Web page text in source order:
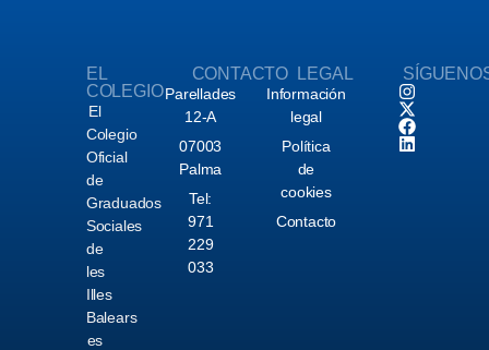
EL
COLEGIO
El
Colegio
Oficial
de
Graduados
Sociales
de
les
Illes
Balears
es
CONTACTO
Parellades
12-A
07003
Palma
Tel:
971
229
033
LEGAL
Información
legal
Política
de
cookies
Contacto